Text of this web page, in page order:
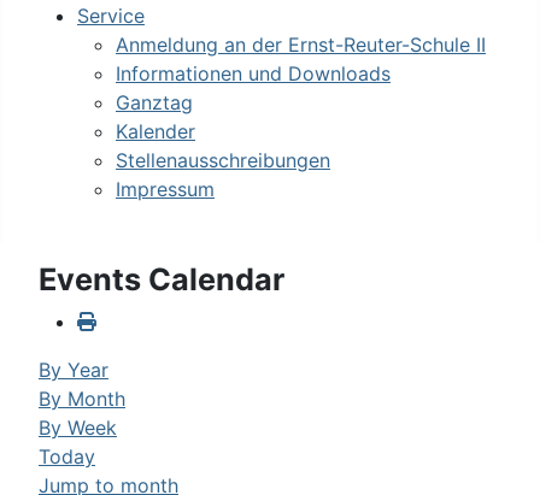
Service
Anmeldung an der Ernst-Reuter-Schule II
Informationen und Downloads
Ganztag
Kalender
Stellenausschreibungen
Impressum
Events Calendar
By Year
By Month
By Week
Today
Jump to month